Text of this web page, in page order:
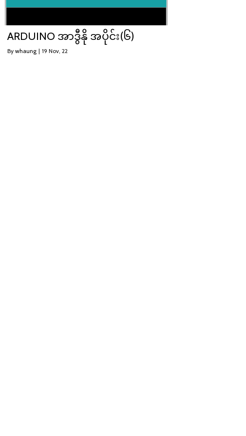
ARDUINO အာဒွီနို အပိုင်း(၆)
By whaung | 19 Nov, 22